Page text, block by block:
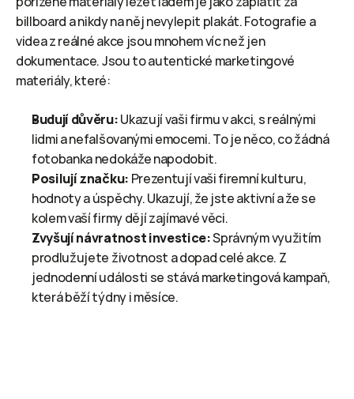
billboard a nikdy na něj nevylepit plakát. Fotografie a
videa z reálné akce jsou mnohem víc než jen
dokumentace. Jsou to autentické marketingové
materiály, které:
Budují důvěru: Ukazují vaši firmu v akci, s reálnými
lidmi a nefalšovanými emocemi. To je něco, co žádná
fotobanka nedokáže napodobit.
Posilují značku: Prezentují vaši firemní kulturu,
hodnoty a úspěchy. Ukazují, že jste aktivní a že se
kolem vaší firmy dějí zajímavé věci.
Zvyšují návratnost investice: Správným využitím
prodlužujete životnost a dopad celé akce. Z
jednodenní události se stává marketingová kampaň,
která běží týdny i měsíce.